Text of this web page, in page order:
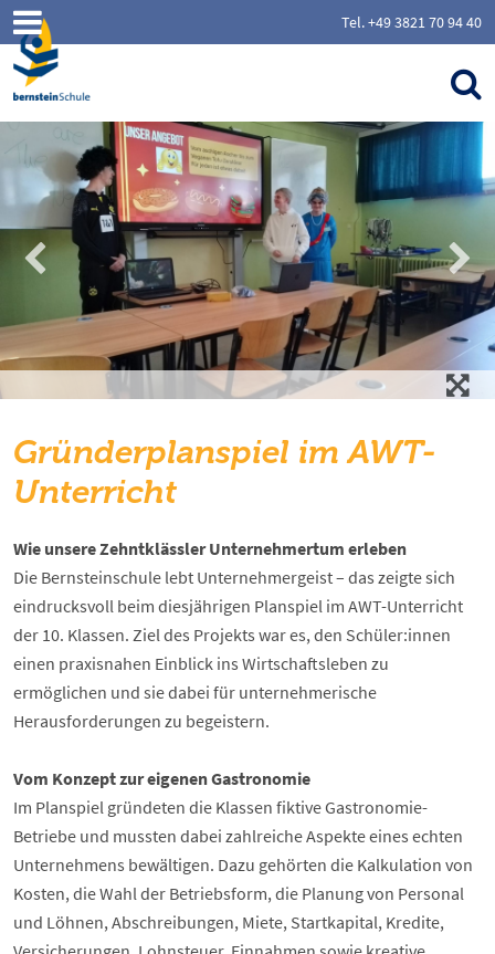
Tel. +49 3821 70 94 40
Gründerplanspiel im AWT-
Unterricht
Wie unsere Zehntklässler Unternehmertum erleben
Die Bernsteinschule lebt Unternehmergeist – das zeigte sich
eindrucksvoll beim diesjährigen Planspiel im AWT-Unterricht
der 10. Klassen. Ziel des Projekts war es, den Schüler:innen
einen praxisnahen Einblick ins Wirtschaftsleben zu
ermöglichen und sie dabei für unternehmerische
Herausforderungen zu begeistern.
Vom Konzept zur eigenen Gastronomie
Im Planspiel gründeten die Klassen fiktive Gastronomie-
Betriebe und mussten dabei zahlreiche Aspekte eines echten
Unternehmens bewältigen. Dazu gehörten die Kalkulation von
Kosten, die Wahl der Betriebsform, die Planung von Personal
und Löhnen, Abschreibungen, Miete, Startkapital, Kredite,